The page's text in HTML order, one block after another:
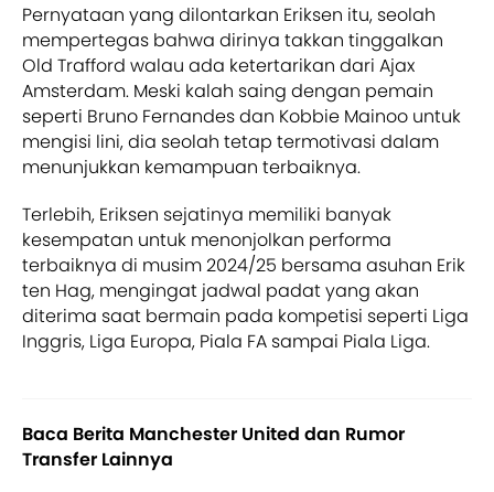
Pernyataan yang dilontarkan Eriksen itu, seolah
mempertegas bahwa dirinya takkan tinggalkan
Old Trafford walau ada ketertarikan dari Ajax
Amsterdam. Meski kalah saing dengan pemain
seperti Bruno Fernandes dan Kobbie Mainoo untuk
mengisi lini, dia seolah tetap termotivasi dalam
menunjukkan kemampuan terbaiknya.
Terlebih, Eriksen sejatinya memiliki banyak
kesempatan untuk menonjolkan performa
terbaiknya di musim 2024/25 bersama asuhan Erik
ten Hag, mengingat jadwal padat yang akan
diterima saat bermain pada kompetisi seperti Liga
Inggris, Liga Europa, Piala FA sampai Piala Liga.
Baca Berita Manchester United dan Rumor
Transfer Lainnya